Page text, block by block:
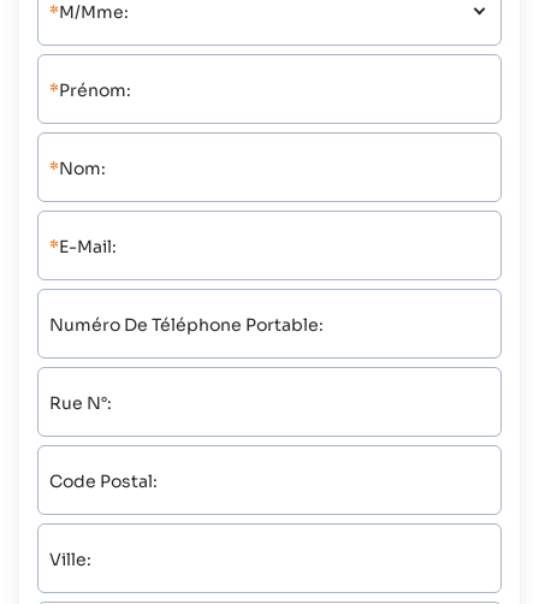
*M/Mme:
*Prénom:
*Nom:
*E-Mail:
Numéro De Téléphone Portable:
Rue N°:
Code Postal:
Ville: